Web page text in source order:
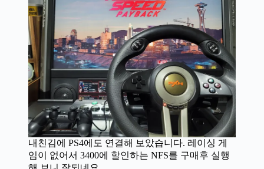
내친김에 PS4에도 연결해 보았습니다. 레이싱 게
임이 없어서 3400에 할인하는 NFS를 구매후 실행